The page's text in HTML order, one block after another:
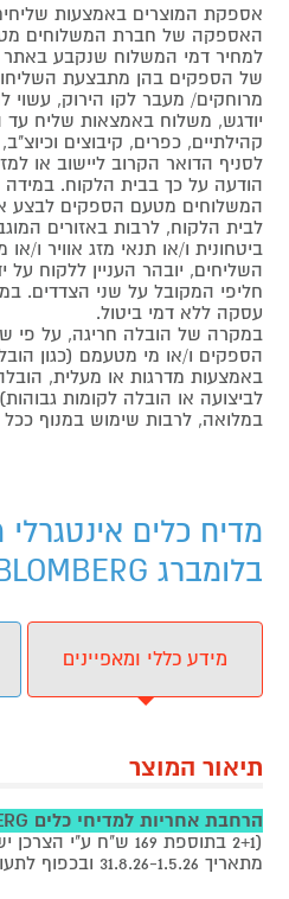
אספקת המוצרים באמצעות
האספקה של חברת המשלוחים
למחיר דמי המשלוח שנקבע באתר
של הספקים בהן מתבצעת
מרוחקים/ מעבר לקו הירוק, עשוי
יודגש, משלוח באמצאות שליח עד
קהילתיים, כפרים, קיבוצים
לסניף הדואר הקרוב ליישוב או
הודעה על כך בבית הלקוח. במידה
המשלוחים מטעם הספקים לבצע
לבית הלקוח, לרבות באזורים
ביטחונית ו/או תנאי מזג אוויר ו/
השליחים, יובהר העניין ללקוח על
חליפי המקובל על שני הצדדים.
עסקה ללא דמי ביטול.
במקרה של הובלה חריגה, על פי
הספקים ו/או מי מטעמם (כגון
באמצעות מדרגות או מעלית,
לביצועה או הובלה לקומות
במלואה, לרבות שימוש במנוף ככל
בלומברג BLOMBERG - מידע נוסף
מידע כללי ומאפיינים
תיאור המוצר
הרחבת אחריות למדיחי כלים BLOMBERG
(2+1 בתוספת 169 ש"ח
מתאריך 31.8.26-1.5.26 ובכפוף לתעודת אחריות.